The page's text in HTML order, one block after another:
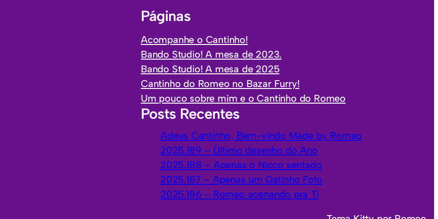
Páginas
Acompanhe o Cantinho!
Bando Studio! A mesa de 2023.
Bando Studio! A mesa de 2025
Cantinho do Romeo no Bazar Furry!
Um pouco sobre mim e o Cantinho do Romeo
Posts Recentes
Adeus Cantinho, Bem-vindo Made by Romeo
2025.189 – Último desenho do Ano
2025.188 – Apenas o Nicco sentado
2025.187 – Apenas um Gatinho Fofo
2025.186 – Romeo acenando pra Ti